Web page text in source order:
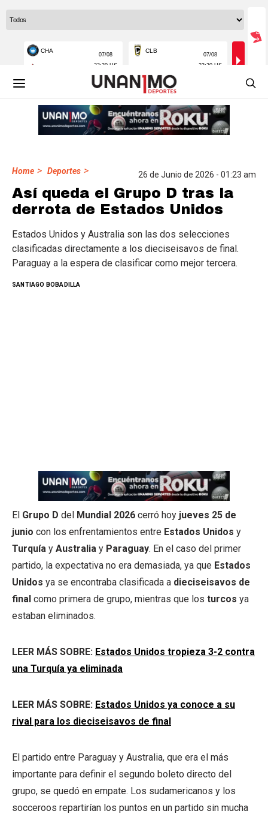
Home > Deportes > 26 de Junio de 2026 - 01:23 am
Así queda el Grupo D tras la
derrota de Estados Unidos
Estados Unidos y Australia son las dos selecciones
clasificadas directamente a los dieciseisavos de final.
Paraguay a la espera de clasificar como mejor tercera.
SANTIAGO BOBADILLA
El Grupo D del Mundial 2026 cerró hoy jueves 25 de
junio con los enfrentamientos entre Estados Unidos y
Turquía y Australia y Paraguay. En el caso del primer
partido, la expectativa no era demasiada, ya que Estados
Unidos ya se encontraba clasificada a dieciseisavos de
final como primera de grupo, mientras que los turcos ya
estaban eliminados.
LEER MÁS SOBRE: Estados Unidos tropieza 3-2 contra
una Turquía ya eliminada
LEER MÁS SOBRE: Estados Unidos ya conoce a su
rival para los dieciseisavos de final
El partido entre Paraguay y Australia, que era el más
importante para definir el segundo boleto directo del
grupo, se quedó en empate. Los sudamericanos y los
socceroos repartirían los puntos en un partido sin mucha